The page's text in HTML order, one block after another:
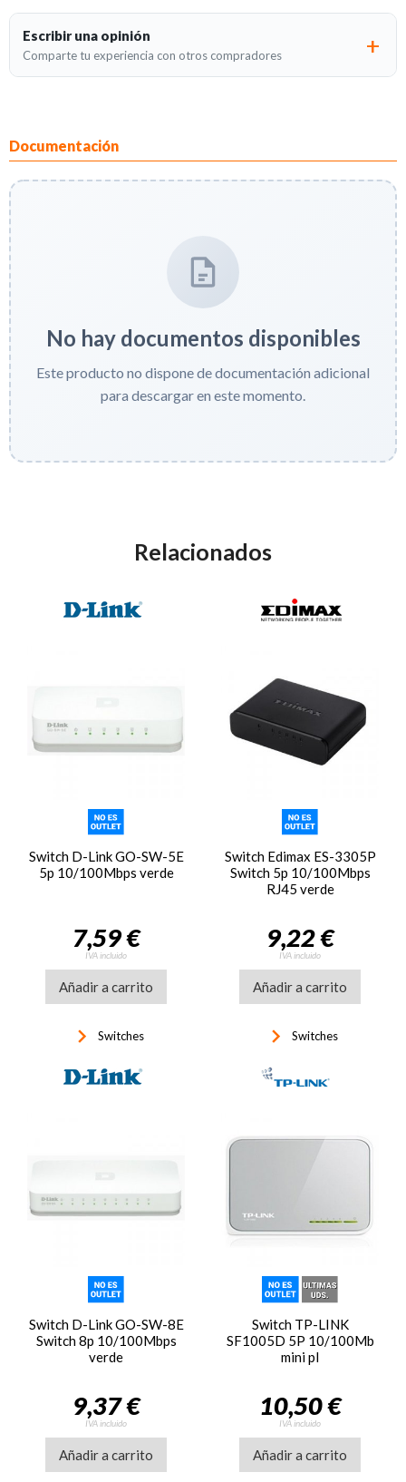
Escribir una opinión
Comparte tu experiencia con otros compradores
Documentación
No hay documentos disponibles
Este producto no dispone de documentación adicional
para descargar en este momento.
Relacionados
Switch D-Link GO-SW-5E
5p 10/100Mbps verde
7,59 €
IVA incluido
Añadir a carrito
keyboard_arrow_right Switches
Switch Edimax ES-3305P
Switch 5p 10/100Mbps
RJ45 verde
9,22 €
IVA incluido
Añadir a carrito
keyboard_arrow_right Switches
Switch D-Link GO-SW-8E
Switch 8p 10/100Mbps
verde
9,37 €
IVA incluido
Añadir a carrito
Switch TP-LINK
SF1005D 5P 10/100Mb
mini pl
10,50 €
IVA incluido
Añadir a carrito